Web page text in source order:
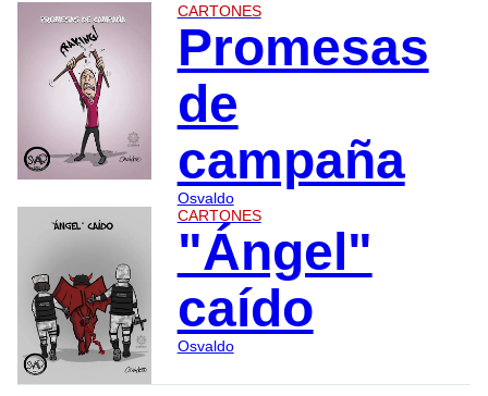
CARTONES
Promesas
de
campaña
Osvaldo
CARTONES
"Ángel"
caído
Osvaldo